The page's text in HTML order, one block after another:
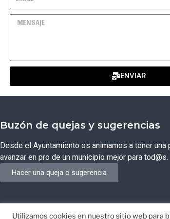
ENVIAR
Buzón de quejas y sugerencias
Desde el Ayuntamiento os animamos a tener una
avanzar en pro de un municipio mejor para tod@s.
Hacer una queja o sugerencia
Utilizamos cookies en nuestro sitio web para